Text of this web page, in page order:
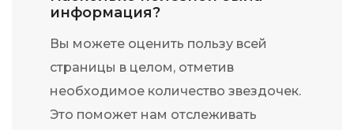
информация?
Вы можете оценить пользу всей
страницы в целом, отметив
необходимое количество звездочек.
Это поможет нам отслеживать